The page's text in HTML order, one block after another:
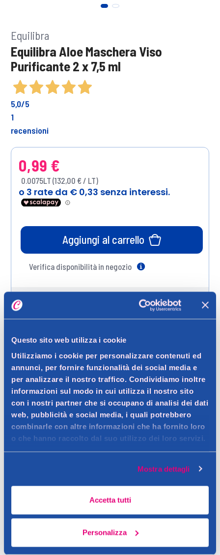
Questo sito web utilizza i cookie
Utilizziamo i cookie per personalizzare contenuti ed
annunci, per fornire funzionalità dei social media e
per analizzare il nostro traffico. Condividiamo inoltre
informazioni sul modo in cui utilizza il nostro sito
con i nostri partner che si occupano di analisi dei dati
web, pubblicità e social media, i quali potrebbero
combinarle con altre informazioni che ha fornito loro
o che hanno raccolto dal suo utilizzo dei loro servizi.
Mostra dettagli
Accetta tutti
Personalizza
Equilibra
Equilibra Aloe Maschera Viso
Purificante 2 x 7,5 ml
5,0/5
1
recensioni
0,99 €
0.0075LT (132,00 € / LT)
Aggiungi al carrello
Verifica disponibilità in negozio
Spedizione gratuita a partire da 49 €
Ritiro in negozio gratuito per i clienti registrati
Dettagli prodotto
Cetriolo
Contatto del produttore
Equilibra Aloe Maschera Viso Purificante e una maschera a
Avvertenze